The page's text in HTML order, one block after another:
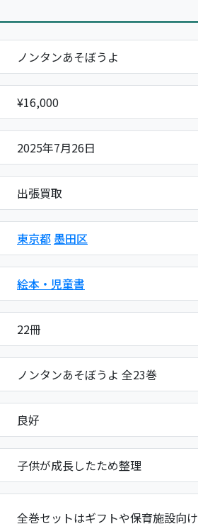
ノンタンあそぼうよ
¥16,000
2025年7月26日
出張買取
東京都 墨田区
絵本・児童書
22冊
ノンタンあそぼうよ 全23巻
良好
子供が成長したため整理
全巻セットはギフトや保育施設向